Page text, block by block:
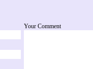
Your Comment